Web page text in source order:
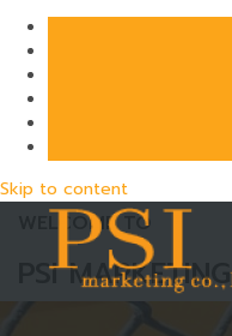
Skip to content
WELCOME TO
PSI MARKETING